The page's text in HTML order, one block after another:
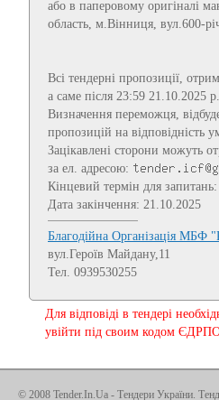
або в паперовому оригіналі
область, м.Вінниця, вул.600-
Всі тендерні пропозиції,
а саме після 23:59 21.10.2025
Визначення переможця,
пропозицій на відповідність
Зацікавлені сторони можуть
за ел. адресою:
Кінцевий термін для
Дата закінчення: 21.10.2025
Благодійна Організація МБФ
вул.Героїв Майдану,11
Тел. 0939530255
Для відповіді в тендері
увійти під своим кодом
© 2008 Tender.In.Ua - Тендери України .